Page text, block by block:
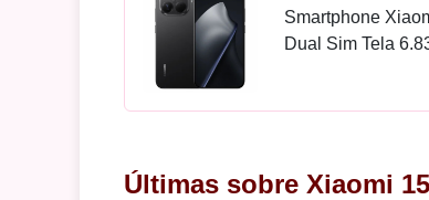
Smartphone
Dual Sim Tela
Últimas sobre Xiaomi